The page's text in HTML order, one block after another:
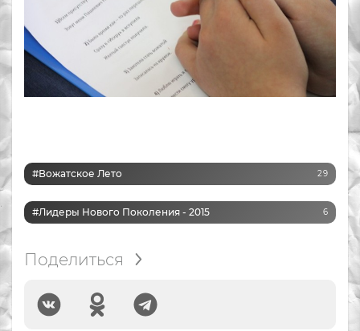
#вожатское Лето 29
#Лидеры Нового Поколения - 2015 6
Поделиться